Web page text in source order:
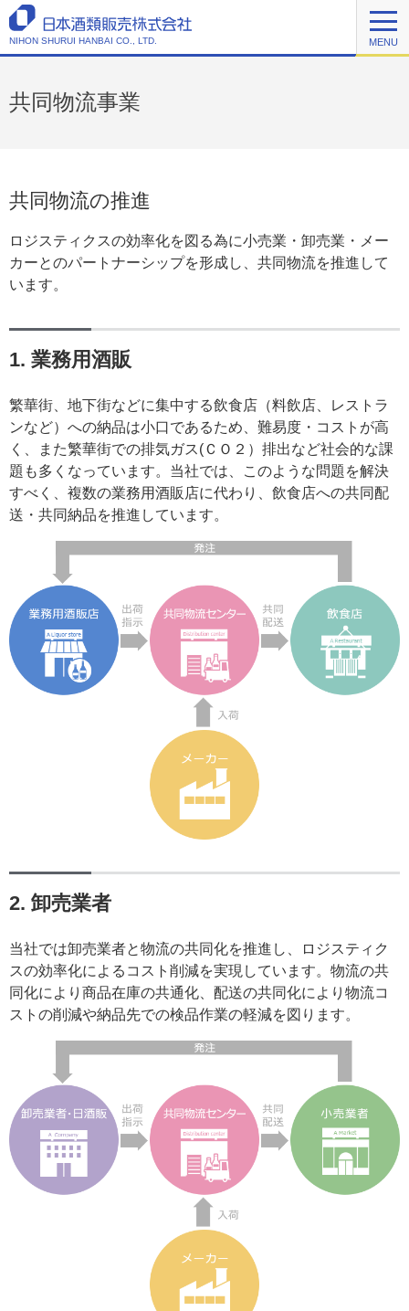
NIHON SHURUI HANBAI CO., LTD. MENU
共同物流事業
共同物流の推進
ロジスティクスの効率化を図る為に小売業・卸売業・メー
カーとのパートナーシップを形成し、共同物流を推進して
います。
1. 業務用酒販
繁華街、地下街などに集中する飲食店（料飲店、レストラ
ンなど）への納品は小口であるため、難易度・コストが高
く、また繁華街での排気ガス(ＣＯ２）排出など社会的な課
題も多くなっています。当社では、このような問題を解決
すべく、複数の業務用酒販店に代わり、飲食店への共同配
送・共同納品を推進しています。
2. 卸売業者
当社では卸売業者と物流の共同化を推進し、ロジスティク
スの効率化によるコスト削減を実現しています。物流の共
同化により商品在庫の共通化、配送の共同化により物流コ
ストの削減や納品先での検品作業の軽減を図ります。